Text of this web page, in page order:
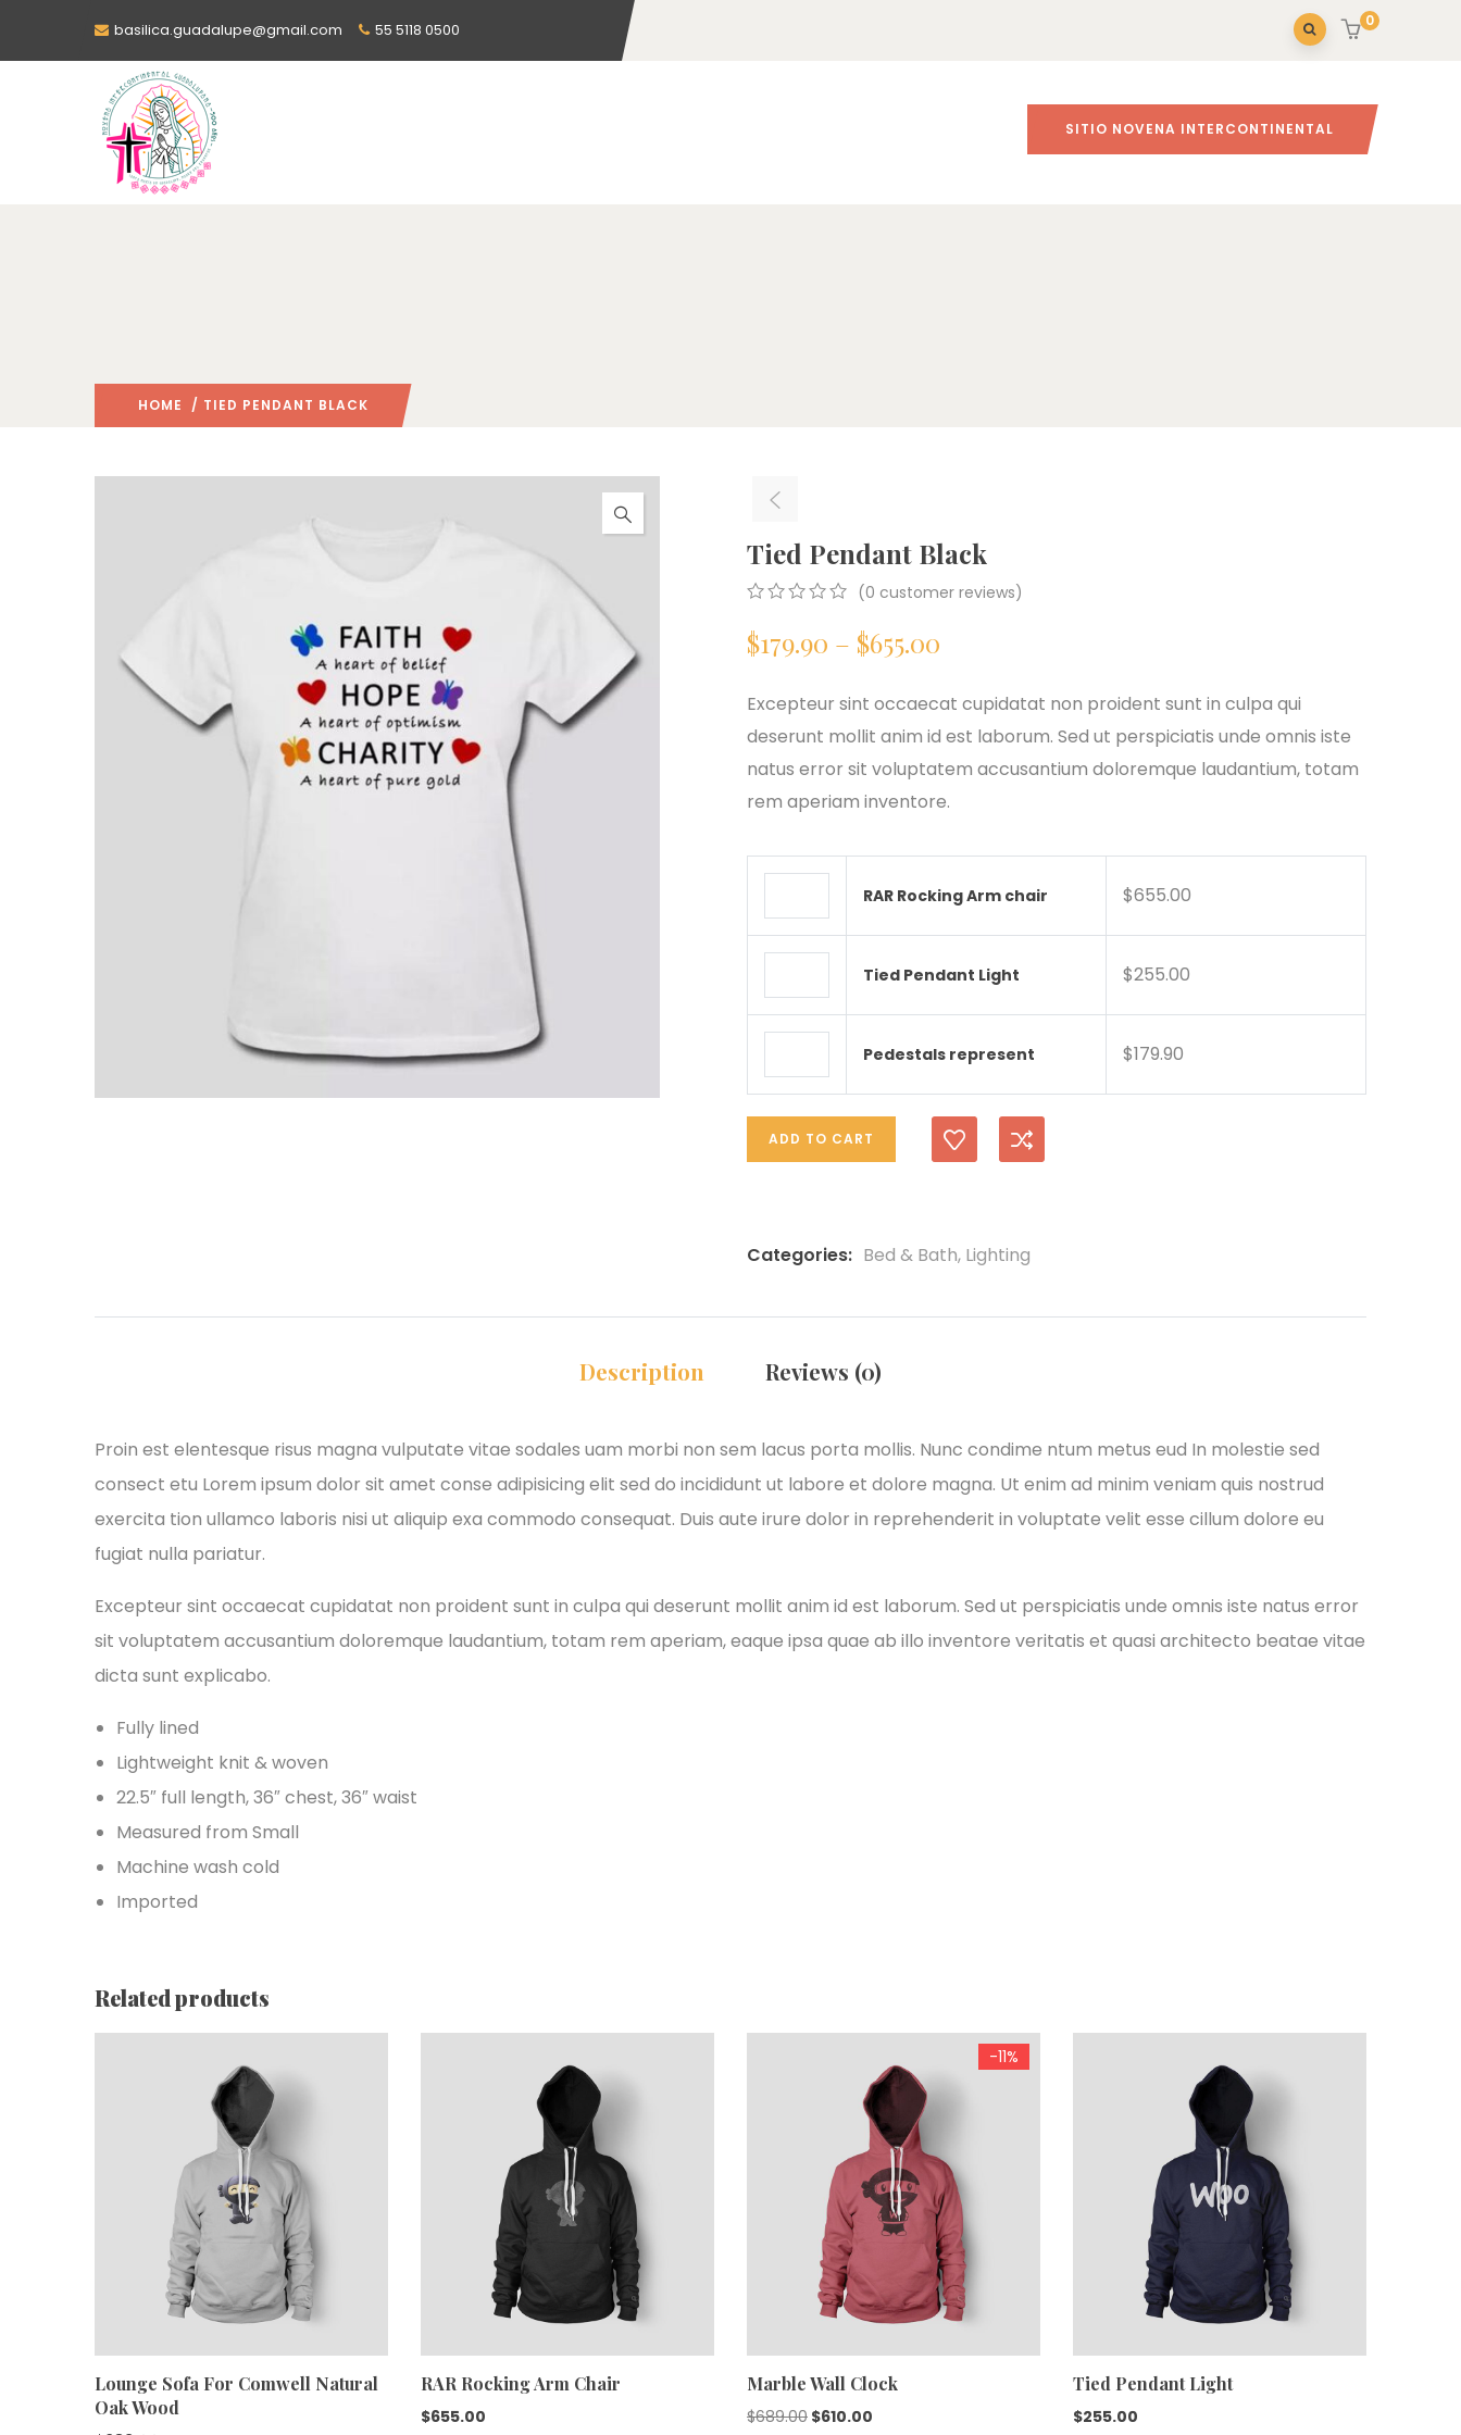
basilica.guadalupe@gmail.com 55 5118 0500 0
Inicio
SITIO NOVENA INTERCONTINENTAL
HOME / TIED PENDANT BLACK
Tied Pendant Black
out
of
on
customer
ratings
(0 customer reviews)
$179.90 – $655.00
range:
$179.90
through
$655.00
Excepteur sint occaecat cupidatat non proident sunt in culpa qui
deserunt mollit anim id est laborum. Sed ut perspiciatis unde omnis iste
natus error sit voluptatem accusantium doloremque laudantium, totam
rem aperiam inventore.
RAR Rocking Arm chair $655.00
Tied Pendant Light $255.00
Pedestals represent $179.90
ADD TO CART
Categories: Bed & Bath, Lighting
Description Reviews (0)
Proin est elentesque risus magna vulputate vitae sodales uam morbi non sem lacus porta mollis. Nunc condime ntum metus eud In molestie sed
consect etu Lorem ipsum dolor sit amet conse adipisicing elit sed do incididunt ut labore et dolore magna. Ut enim ad minim veniam quis nostrud
exercita tion ullamco laboris nisi ut aliquip exa commodo consequat. Duis aute irure dolor in reprehenderit in voluptate velit esse cillum dolore eu
fugiat nulla pariatur.
Excepteur sint occaecat cupidatat non proident sunt in culpa qui deserunt mollit anim id est laborum. Sed ut perspiciatis unde omnis iste natus error
sit voluptatem accusantium doloremque laudantium, totam rem aperiam, eaque ipsa quae ab illo inventore veritatis et quasi architecto beatae vitae
dicta sunt explicabo.
Fully lined
Lightweight knit & woven
22.5″ full length, 36″ chest, 36″ waist
Measured from Small
Machine wash cold
Imported
Related products
Lounge Sofa For Comwell Natural
Oak Wood
RAR Rocking Arm Chair
$655.00
-11%
Marble Wall Clock
$689.00 Original
$610.00
Tied Pendant Light
$255.00